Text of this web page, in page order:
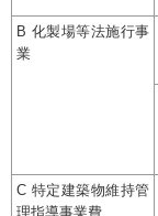
B 化製場等法施行事
業
C 特定建築物維持管
理指導事業費